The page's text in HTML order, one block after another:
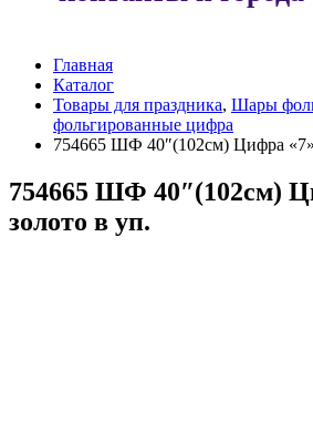
Главная
Каталог
Товары для праздника, Шары
фольгированные цифра
754665 ШФ 40″(102см) Цифра «7»
754665 ШФ 40″(102см)
золото в уп.